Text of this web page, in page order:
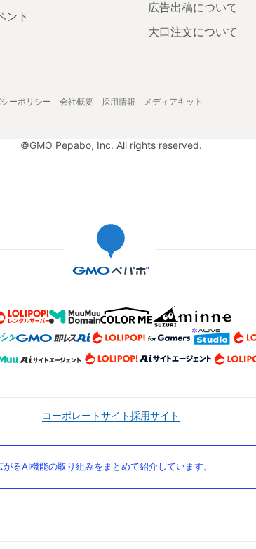
ント
広告出稿について
大口注文について
ーポリシー 会社概要 採用情報 メディアキット
©GMO Pepabo, Inc. All rights reserved.
コーポレートサイト採用サイト
るAI機能の取り組みをまとめて紹介しています。